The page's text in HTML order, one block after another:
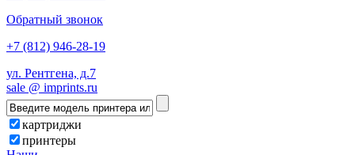
Обратный звонок
+7 (812) 946-28-19
ул. Рентгена, д.7
sale @ imprints.ru
картриджи
принтеры